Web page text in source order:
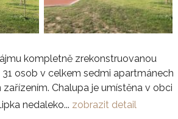
kompletně zrekonstruovanou
osob v celkem sedmi apartmánech
Chalupa je umístěna v obci
nedaleko... zobrazit detail